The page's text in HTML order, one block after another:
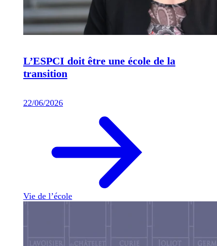
L’ESPCI doit être une école de la
transition
22/06/2026
Vie de l’école